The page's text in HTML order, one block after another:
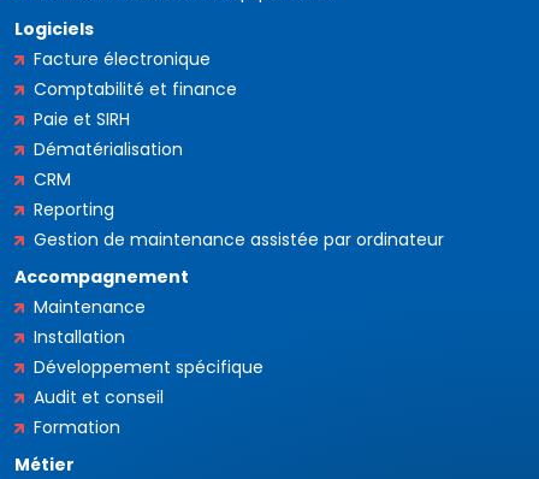
Logiciels
Facture électronique
Comptabilité et finance
Paie et SIRH
Dématérialisation
CRM
Reporting
Gestion de maintenance assistée par ordinateur
Accompagnement
Maintenance
Installation
Développement spécifique
Audit et conseil
Formation
Métier